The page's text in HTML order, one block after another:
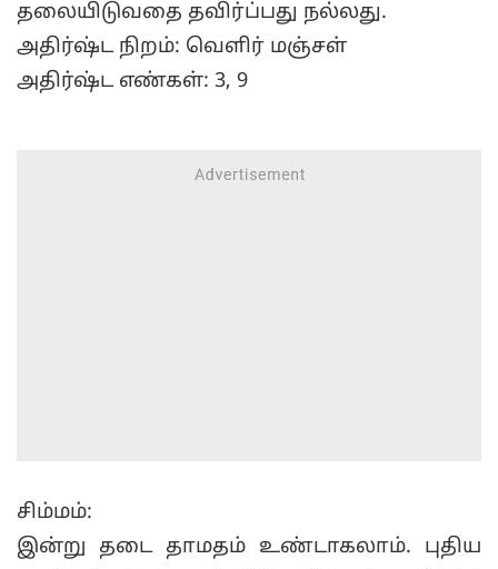
தலையிடுவதை தவிர்ப்பது நல்லது.
அதிர்ஷ்ட நிறம்: வெளிர் மஞ்சள்
அதிர்ஷ்ட எண்கள்: 3, 9
சிம்மம்:
இன்று தடை தாமதம் உண்டாகலாம். புதிய